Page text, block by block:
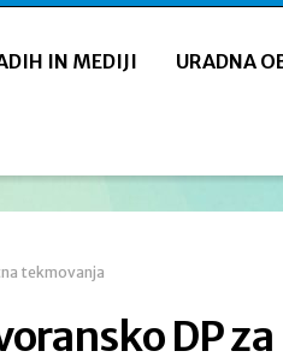
IN MEDIJI URADNA
tekmovanja
DP za